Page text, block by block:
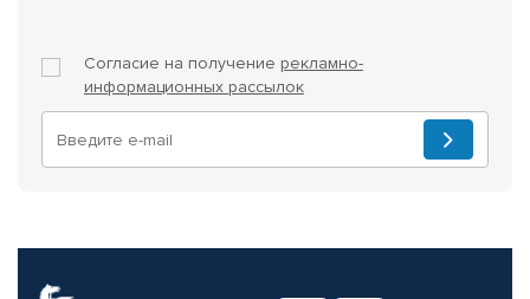
Согласие на получение рекламно-
информационных рассылок